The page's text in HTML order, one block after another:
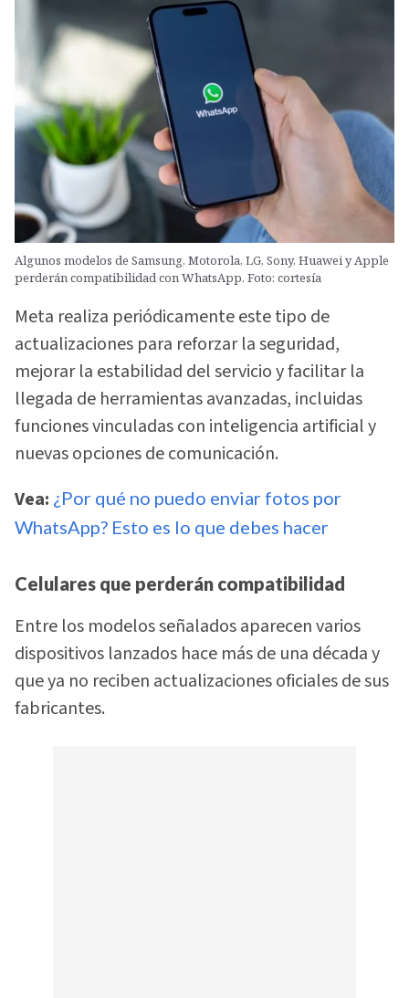
Algunos modelos de Samsung, Motorola, LG, Sony, Huawei y Apple
perderán compatibilidad con WhatsApp. Foto: cortesía
Meta realiza periódicamente este tipo de
actualizaciones para reforzar la seguridad,
mejorar la estabilidad del servicio y facilitar la
llegada de herramientas avanzadas, incluidas
funciones vinculadas con inteligencia artificial y
nuevas opciones de comunicación.
Vea: ¿Por qué no puedo enviar fotos por
WhatsApp? Esto es lo que debes hacer
Celulares que perderán compatibilidad
Entre los modelos señalados aparecen varios
dispositivos lanzados hace más de una década y
que ya no reciben actualizaciones oficiales de sus
fabricantes.